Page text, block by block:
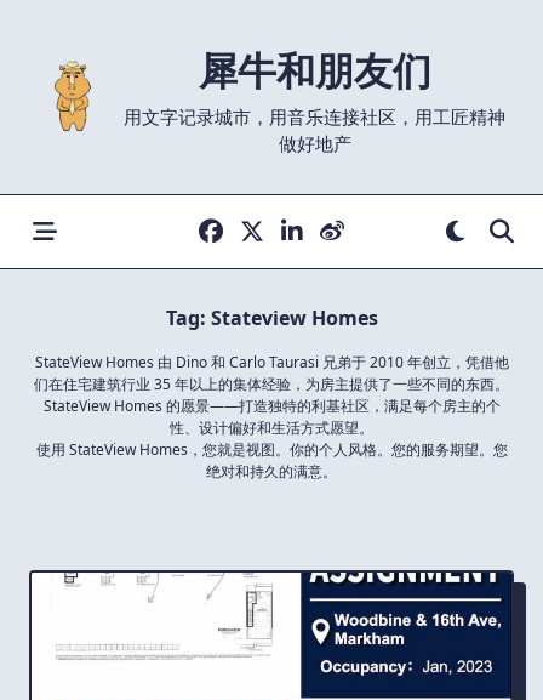
content
犀牛和朋友们
用文字记录城市，用音乐连接社区，用工匠精神
做好地产
Tag: Stateview Homes
StateView Homes 由 Dino 和 Carlo Taurasi 兄弟于 2010 年创立，凭借他
们在住宅建筑行业 35 年以上的集体经验，为房主提供了一些不同的东西。
StateView Homes 的愿景——打造独特的利基社区，满足每个房主的个
性、设计偏好和生活方式愿望。
使用 StateView Homes，您就是视图。你的个人风格。您的服务期望。您
绝对和持久的满意。